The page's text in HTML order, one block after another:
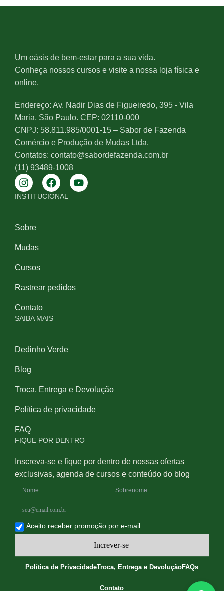
Um oásis de bem-estar para a sua vida.
Conheça nossos cursos e visite a nossa loja física e
online.
Endereço: Av. Nadir Dias de Figueiredo, 395 - Vila
Maria, São Paulo. CEP: 02110-000
CNPJ: 58.811.985/0001-15 – Sabor de Fazenda
Comércio e Produção de Mudas Ltda.
Contatos: contato@sabordefazenda.com.br
(11) 93489-1008
INSTITUCIONAL
Sobre
Mudas
Cursos
Rastrear pedidos
Contato
SAIBA MAIS
Dedinho Verde
Blog
Troca, Entrega e Devolução
Política de privacidade
FAQ
FIQUE POR DENTRO
Inscreva-se e fique por dentro de nossas ofertas
exclusivas, agenda de cursos e conteúdo do blog
Aceito receber promoção por e-mail
Increver-se
Política de PrivacidadeTroca, Entrega e DevoluçãoFAQs
Contato